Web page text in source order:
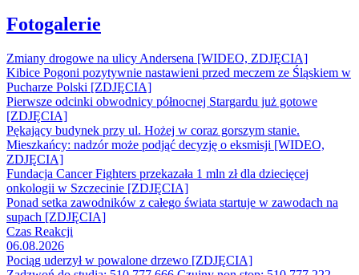
Fotogalerie
Zmiany drogowe na ulicy Andersena [WIDEO, ZDJĘCIA]
Kibice Pogoni pozytywnie nastawieni przed meczem ze Śląskiem w
Pucharze Polski [ZDJĘCIA]
Pierwsze odcinki obwodnicy północnej Stargardu już gotowe
[ZDJĘCIA]
Pękający budynek przy ul. Hożej w coraz gorszym stanie.
Mieszkańcy: nadzór może podjąć decyzję o eksmisji [WIDEO,
ZDJĘCIA]
Fundacja Cancer Fighters przekazała 1 mln zł dla dziecięcej
onkologii w Szczecinie [ZDJĘCIA]
Ponad setka zawodników z całego świata startuje w zawodach na
supach [ZDJĘCIA]
Czas Reakcji
06.08.2026
Pociąg uderzył w powalone drzewo [ZDJĘCIA]